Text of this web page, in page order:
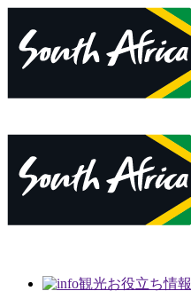
観光お役立ち情報